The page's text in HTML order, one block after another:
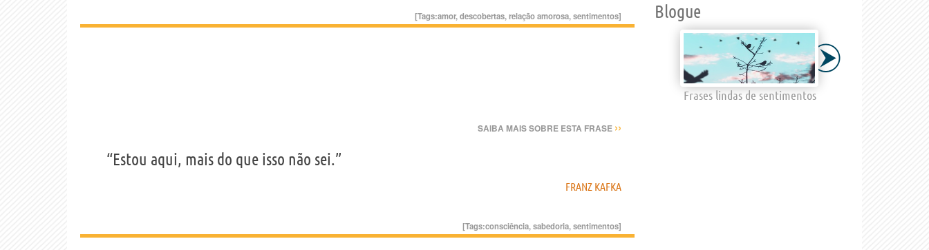
[Tags:amor,descobertas,relação amorosa,sentimentos]
SAIBA MAIS SOBRE ESTA FRASE ››
“Estou aqui, mais do que isso não sei.”
FRANZ KAFKA
[Tags:consciência,sabedoria,sentimentos]
Blogue
Frases lindas de sentimentos